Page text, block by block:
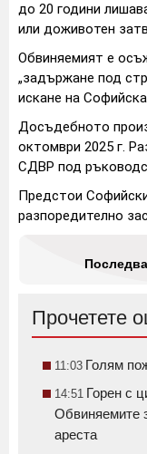
до 20 години
или доживотен
Обвиняемият е
„задържане под
искане на
Досъдебното
октомври 2025 г.
СДВР под
Предстои
разпоредително
Прочетете
11:03 Голям
14:51 Горен с
Обвиняемите
ареста